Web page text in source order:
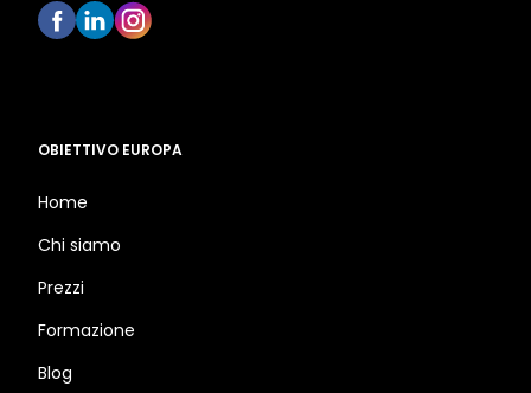
OBIETTIVO EUROPA
Home
Chi siamo
Prezzi
Formazione
Blog